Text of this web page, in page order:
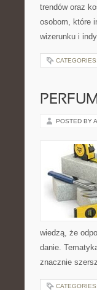
trendów oraz
osobom, które
wizerunku i
CATEGORIES:
POSTED BY
wiedzą, że
danie.
znacznie
CATEGORIES: